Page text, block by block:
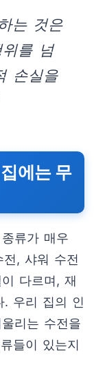
는 것은
를 넘
손실을
에는 무
류가 매우
, 샤워 수전
다르며, 재
. 우리 집의 인
리는 수전을
들이 있는지